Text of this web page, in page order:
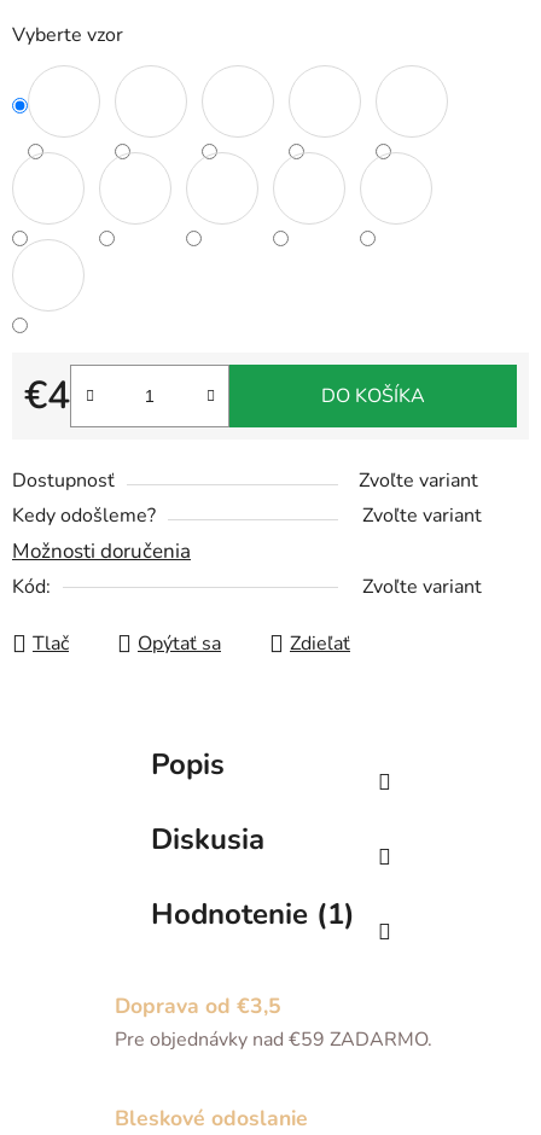
Vyberte vzor
Dostupnosť
Zvoľte variant
Kedy odošleme?
Zvoľte variant
Možnosti doručenia
Kód: Zvoľte variant
€4
Jednotková cena:
DO KOŠÍKA
Tlač Opýtať sa Zdieľať
Doprava od €3,5
Pre objednávky nad €59 ZADARMO.
Bleskové odoslanie
Popis
Diskusia
Hodnotenie (1)